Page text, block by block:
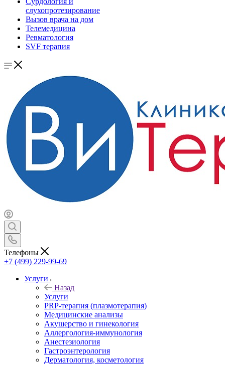
слухопротезирование
Вызов врача на дом
Телемедицина
Ревматология
SVF терапия
Телефоны
+7 (499) 229-99-69
Услуги
Назад
Услуги
PRP-терапия (плазмотерапия)
Медицинские анализы
Акушерство и гинекология
Аллергология-иммунология
Анестезиология
Гастроэнтерология
Дерматология, косметология